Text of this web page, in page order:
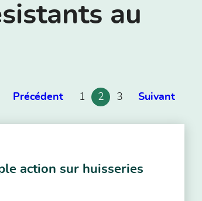
au
Précédent 1 2 3 Suivant
action sur huisseries